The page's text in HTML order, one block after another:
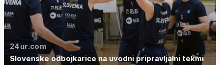
24ur.com
Slovenske odbojkarice na uvodni pripravljalni tekmi